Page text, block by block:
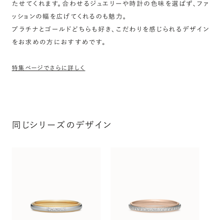
たせてくれます。合わせるジュエリーや時計の色味を選ばず、ファ
ッションの幅を広げてくれるのも魅力。
プラチナとゴールドどちらも好き、こだわりを感じられるデザイン
をお求めの方におすすめです。
特集ページでさらに詳しく
同じシリーズのデザイン